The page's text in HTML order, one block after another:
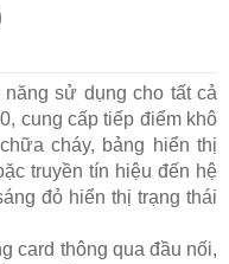
sử dụng cho tất cả
cung cấp tiếp điểm khô
cháy, bảng hiển thị
truyền tín hiệu đến hệ
đỏ hiển thị trạng thái
card thông qua đầu nối,